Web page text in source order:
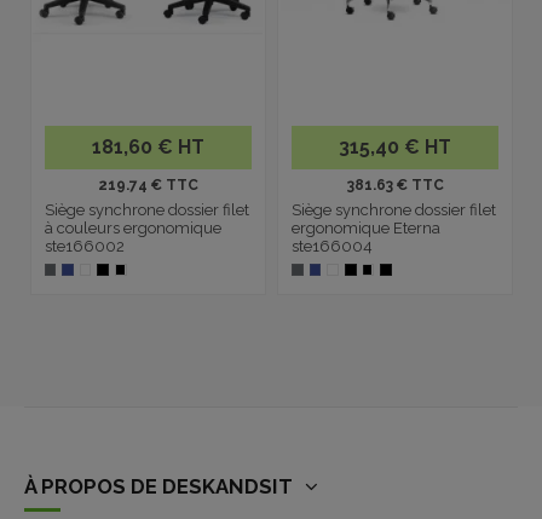
181,60 € HT
219.74 € TTC
Siège synchrone dossier filet
à couleurs ergonomique
ste166002
315,40 € HT
381.63 € TTC
Siège synchrone dossier filet
ergonomique Eterna
ste166004
À PROPOS DE DESKANDSIT